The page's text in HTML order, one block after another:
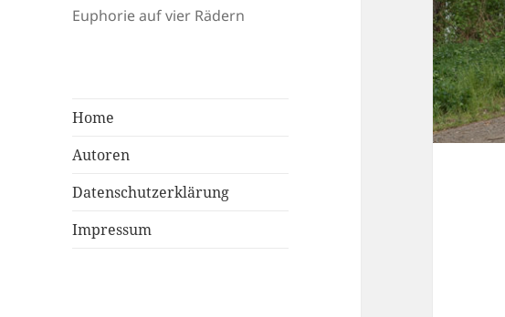
Euphorie auf vier Rädern
Home
Autoren
Datenschutzerklärung
Impressum